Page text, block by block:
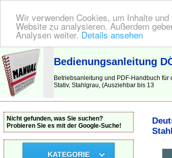
Wir verwenden Cookies, um Inhalte
Website zu analysieren. Außerdem
Analysen weiter. Details ansehen
BEDIENUNGSANLEITUNG | Hier finden Sie die deutsche
Bedienungsanleitung
Betriebsanleitung und PDF-Handbuch
Stativ, Stahlgrau, (Ausziehbar bis 13
Nicht gefunden, was Sie suchen?
Probieren Sie es mit der Google-Suche!
KATEGORIE